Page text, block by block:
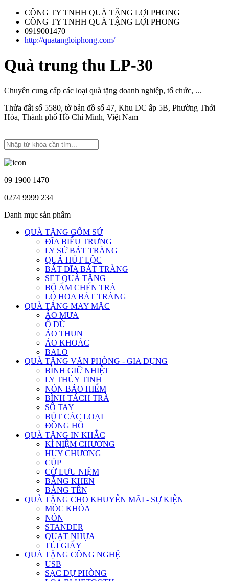
CÔNG TY TNHH QUÀ TẶNG LỢI PHONG
CÔNG TY TNHH QUÀ TẶNG LỢI PHONG
0919001470
http://quatangloiphong.com/
Quà trung thu LP-30
Chuyên cung cấp các loại quà tặng doanh nghiệp, tổ chức, ...
Thửa đất số 5580, tờ bản đồ số 47, Khu DC ấp 5B, Phường Thới
Hòa, Thành phố Hồ Chí Minh, Việt Nam
09 1900 1470
0274 9999 234
Danh mục sản phẩm
QUÀ TẶNG GỐM SỨ
ĐĨA BIỂU TRƯNG
LY SỨ BÁT TRÀNG
QUẢ HÚT LỘC
BÁT ĐĨA BÁT TRÀNG
SET QUÀ TẶNG
BỘ ẤM CHÉN TRÀ
LỌ HOA BÁT TRÀNG
QUÀ TẶNG MAY MẶC
ÁO MƯA
Ô DÙ
ÁO THUN
ÁO KHOÁC
BALO
QUÀ TẶNG VĂN PHÒNG - GIA DỤNG
BÌNH GIỮ NHIỆT
LY THỦY TINH
NÓN BẢO HIỂM
BÌNH TÁCH TRÀ
SỔ TAY
BÚT CÁC LOẠI
ĐỒNG HỒ
QUÀ TẶNG IN KHẮC
KỈ NIỆM CHƯƠNG
HUY CHƯƠNG
CÚP
CỜ LƯU NIỆM
BẰNG KHEN
BẢNG TÊN
QUÀ TẶNG CHO KHUYẾN MÃI - SỰ KIỆN
MÓC KHÓA
NÓN
STANDER
QUẠT NHỰA
TÚI GIẤY
QUÀ TẶNG CÔNG NGHỆ
USB
SẠC DỰ PHÒNG